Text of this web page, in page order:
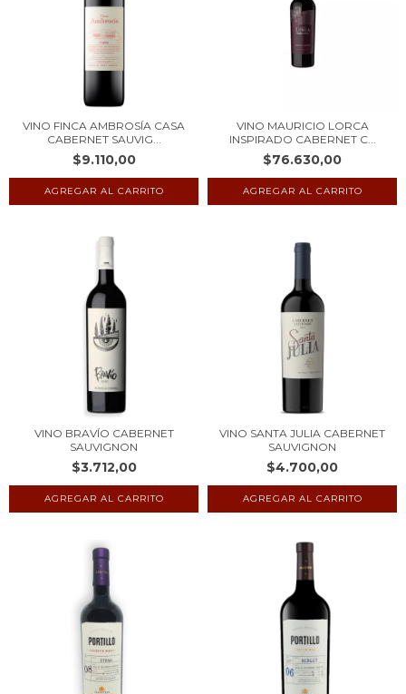
VINO FINCA AMBROSÍA CASA
CABERNET SAUVIG...
$9.110,00
VINO MAURICIO LORCA
INSPIRADO CABERNET C...
$76.630,00
VINO BRAVÍO CABERNET
SAUVIGNON
$3.712,00
VINO SANTA JULIA CABERNET
SAUVIGNON
$4.700,00